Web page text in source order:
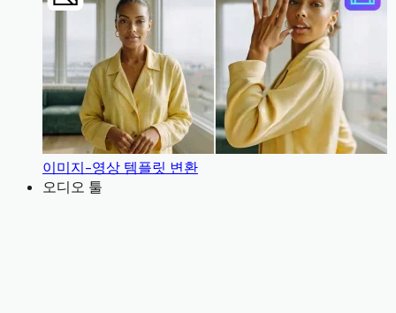
이미지-영상 템플릿 변환
오디오 툴